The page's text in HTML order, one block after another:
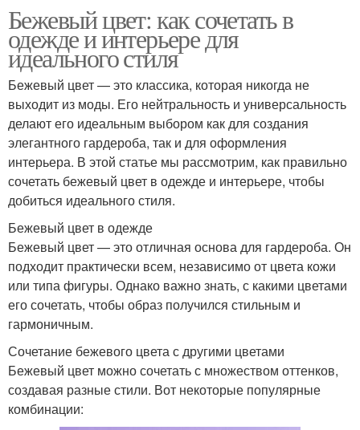
Бежевый цвет: как сочетать в
одежде и интерьере для
идеального стиля
Бежевый цвет — это классика, которая никогда не
выходит из моды. Его нейтральность и универсальность
делают его идеальным выбором как для создания
элегантного гардероба, так и для оформления
интерьера. В этой статье мы рассмотрим, как правильно
сочетать бежевый цвет в одежде и интерьере, чтобы
добиться идеального стиля.
Бежевый цвет в одежде
Бежевый цвет — это отличная основа для гардероба. Он
подходит практически всем, независимо от цвета кожи
или типа фигуры. Однако важно знать, с какими цветами
его сочетать, чтобы образ получился стильным и
гармоничным.
Сочетание бежевого цвета с другими цветами
Бежевый цвет можно сочетать с множеством оттенков,
создавая разные стили. Вот некоторые популярные
комбинации: